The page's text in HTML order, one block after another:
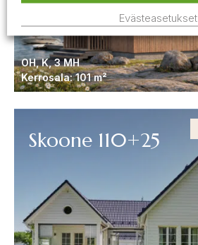
OH, K, 3 MH
Kerrosala: 101 m²
Skoone 110+25
Evästeasetukset